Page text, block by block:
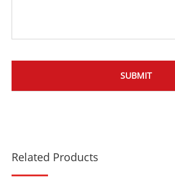
Related Products